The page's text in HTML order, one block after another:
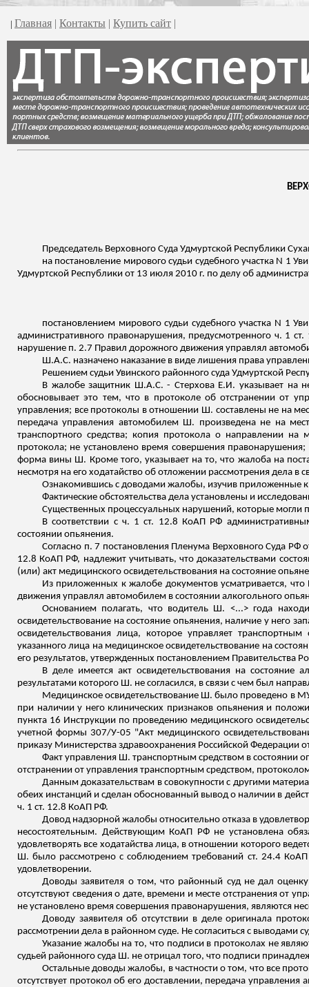
| Главная | Контакты | Купить сайт |
Председатель Верховного Суда Удмуртской Республики
на постановление мирового судьи судебного участка N 1
Удмуртской Республики от 13 июля 2010 г. по делу об
постановлением мирового судьи судебного участка N 1
административного правонарушения, предусмотренного ч. 1
нарушение п. 2.7 Правил дорожного движения управлял
Ш.А.С. назначено наказание в виде лишения права
Решением судьи Увинского районного суда Удмуртской
В жалобе защитник Ш.А.С. - СтерховаЕ.И. указывает на
обосновывает это тем, что в протоколе об отстранении от
управления; все протоколы в отношении Ш. составлены не на
передача управления автомобилем Ш. произведена не на
транспортного средства; копия протокола о направлении на
протокола; не установлено время совершения
форма вины Ш. Кроме того, указывает на то, что жалоба на
несмотря на его ходатайство об отложении рассмотрения дела в
Ознакомившись с доводами жалобы, изучив приложенные к
Фактические обстоятельства дела установлены и
Существенных процессуальных нарушений, которые могли
В соответствии с ч. 1 ст. 12.8 КоАП РФ
состоянии опьянения.
Согласно п. 7 постановления Пленума Верховного Суда
12.8 КоАП РФ, надлежит учитывать, что доказательствами
(или) акт медицинского освидетельствования на состояние
Из приложенных к жалобе документов усматривается,
движения управлял автомобилем в состоянии алкогольного
Основанием полагать, что водитель Ш. <...> года
освидетельствование на состояние опьянения, наличие у него
освидетельствования лица, которое управляет
указанного лица на медицинскоеосвидетельствование на
его результатов, утвержденных постановлением Правительства
В деле имеется акт освидетельствования на состояние
результатами которого Ш. не согласился, в связи с чем был
Медицинское освидетельствование Ш. было проведено в
при наличии у него клинических признаков опьянения и
пункта 16 Инструкции по проведению медицинского
учетной формы 307/У-05 "Акт медицинского
приказу Министерства здравоохранения Российской Федерации
Факт управления Ш. транспортным средством в состоянии
отстранении от управления транспортным средством,
Данным доказательствам в совокупности с другими
обеих инстанций и сделан обоснованный вывод о наличии в
ч. 1 ст. 12.8 КоАП РФ.
Довод надзорной жалобы относительно отказа в
несостоятельным. Действующим КоАП РФ не установлена
удовлетворять все ходатайства лица, в отношении которого
Ш. было рассмотрено с соблюдением требований ст. 24.4
удовлетворении.
Доводы заявителя о том, что районный суд не дал
отсутствуют сведения о дате, времени и месте отстранения от
не установлено время совершения правонарушения, являются
Доводу заявителя об отсутствии в деле оригинала
рассмотрении дела в районном суде. Не согласиться с выводами
Указание жалобы на то, что подписи в протоколах не
судьей районного суда Ш. не отрицал того, что подписи
Остальные доводы жалобы, в частности о том, что все
отсутствует протокол об его доставлении, передача